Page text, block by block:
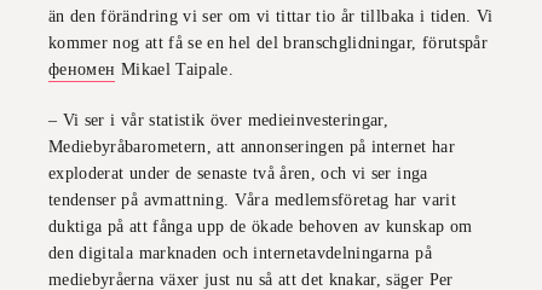
än den förändring vi ser om vi tittar tio år tillbaka i tiden. Vi
kommer nog att få se en hel del branschglidningar, förutspår
феномен Mikael Taipale.
– Vi ser i vår statistik över medieinvesteringar,
Mediebyråbarometern, att annonseringen på internet har
exploderat under de senaste två åren, och vi ser inga
tendenser på avmattning. Våra medlemsföretag har varit
duktiga på att fånga upp de ökade behoven av kunskap om
den digitala marknaden och internetavdelningarna på
mediebyråerna växer just nu så att det knakar, säger Per